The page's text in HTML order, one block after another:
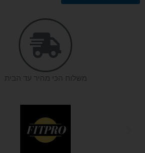
משלוח הכי מהיר עד הבית